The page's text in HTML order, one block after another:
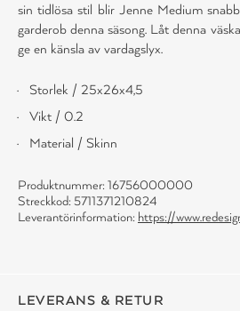
sin tidlösa stil blir Jenne Medium
garderob denna säsong. Låt denna
ge en känsla av vardagslyx.
Storlek / 25x26x4,5
Vikt / 0.2
Material / Skinn
Produktnummer: 16756000000
Streckkod: 5711371210824
Leverantörinformation: https://
LEVERANS & RETUR